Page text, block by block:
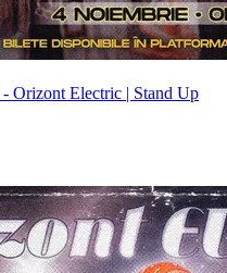
- Orizont Electric | Stand Up